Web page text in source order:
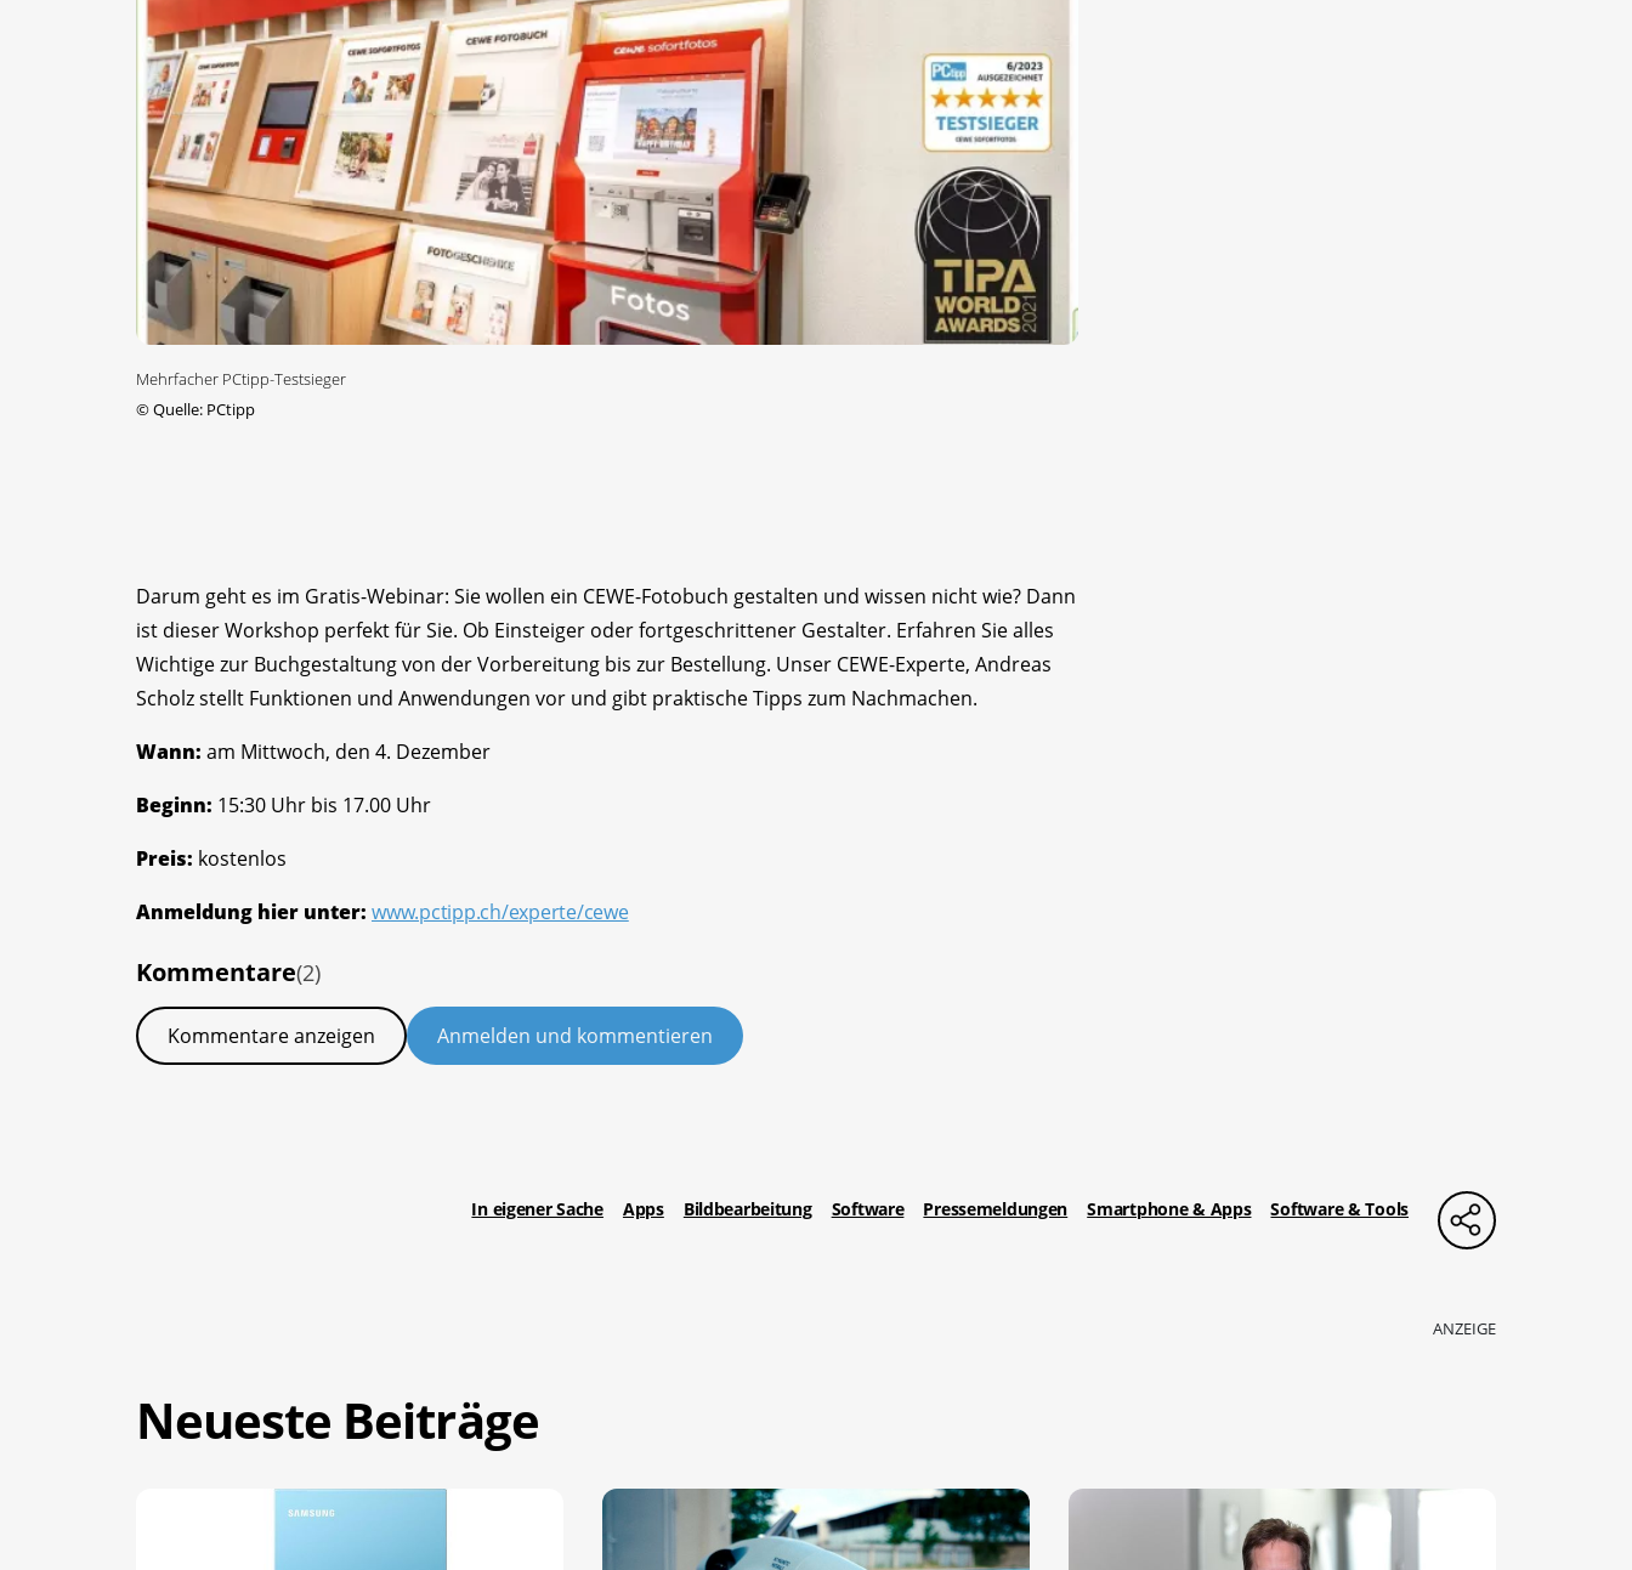
Mehrfacher PCtipp-Testsieger
©Quelle: PCtipp
Darum geht es im Gratis-Webinar: Sie wollen ein CEWE-Fotobuch gestalten und wissen nicht wie? Dann
ist dieser Workshop perfekt für Sie. Ob Einsteiger oder fortgeschrittener Gestalter. Erfahren Sie alles
Wichtige zur Buchgestaltung von der Vorbereitung bis zur Bestellung. Unser CEWE-Experte, Andreas
Scholz stellt Funktionen und Anwendungen vor und gibt praktische Tipps zum Nachmachen.
Wann: am Mittwoch, den 4. Dezember
Beginn: 15:30 Uhr bis 17.00 Uhr
Preis: kostenlos
Anmeldung hier unter: www.pctipp.ch/experte/cewe
Kommentare(2)
Kommentare anzeigen Anmelden und kommentieren
In eigener Sache Apps Bildbearbeitung Software Pressemeldungen Smartphone & Apps Software & Tools
ANZEIGE
Neueste Beiträge